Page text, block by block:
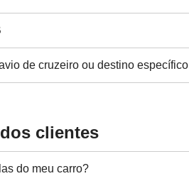
de cruzeiro ou destino específico
clientes
do meu carro?